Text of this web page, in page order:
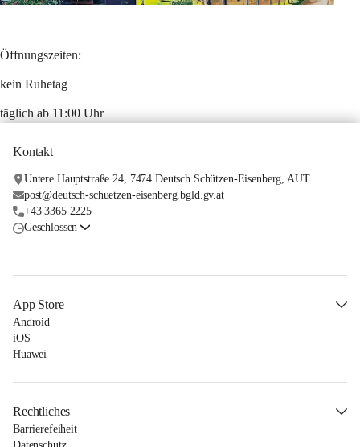
Öffnungszeiten:
kein Ruhetag
täglich ab 11:00 Uhr
Kontakt
Untere Hauptstraße 24, 7474 Deutsch Schützen-Eisenberg, AUT
post@deutsch-schuetzen-eisenberg.bgld.gv.at
+43 3365 2225
Geschlossen
App Store
Android
iOS
Huawei
Rechtliches
Barrierefeiheit